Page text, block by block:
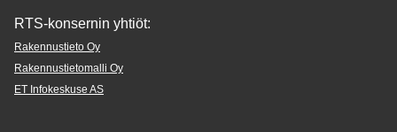
RTS-konsernin yhtiöt:
Rakennustieto Oy
Rakennustietomalli Oy
ET Infokeskuse AS